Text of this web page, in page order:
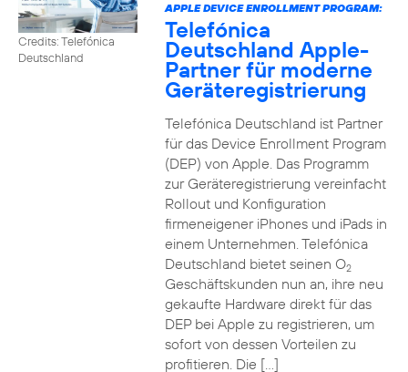
Credits: Telefónica
Deutschland
APPLE DEVICE ENROLLMENT PROGRAM:
Telefónica
Deutschland Apple-
Partner für moderne
Geräteregistrierung
Telefónica Deutschland ist Partner
für das Device Enrollment Program
(DEP) von Apple. Das Programm
zur Geräteregistrierung vereinfacht
Rollout und Konfiguration
firmeneigener iPhones und iPads in
einem Unternehmen. Telefónica
Deutschland bietet seinen O2
Geschäftskunden nun an, ihre neu
gekaufte Hardware direkt für das
DEP bei Apple zu registrieren, um
sofort von dessen Vorteilen zu
profitieren. Die […]